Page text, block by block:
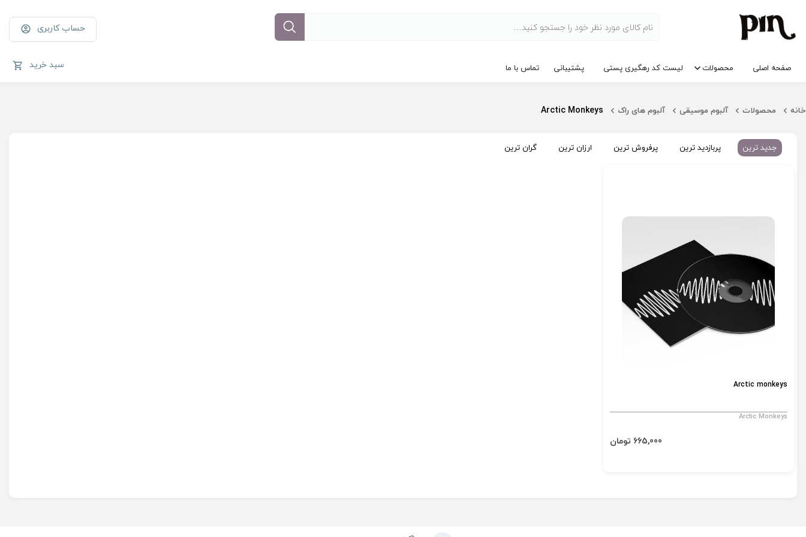
حساب کاربری
صفحه اصلی محصولات لیست کد رهگیری پستی پشتیبانی تماس با ما سبد خرید
خانه محصولات آلبوم موسیقی آلبوم های راک Arctic Monkeys
جدید ترین پربازدید ترین پرفروش ترین ارزان ترین گران ترین
Arctic monkeys
Arctic Monkeys
665,000 تومان